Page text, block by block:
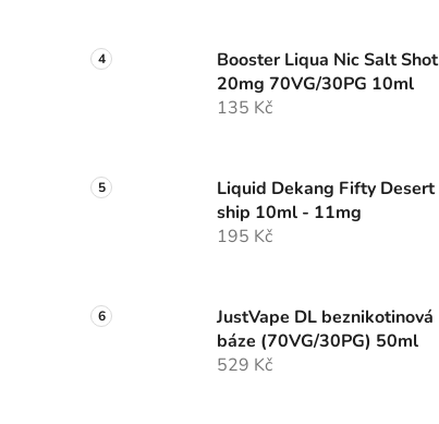
Booster Liqua Nic Salt Shot
20mg 70VG/30PG 10ml
135 Kč
Liquid Dekang Fifty Desert
ship 10ml - 11mg
195 Kč
JustVape DL beznikotinová
báze (70VG/30PG) 50ml
529 Kč